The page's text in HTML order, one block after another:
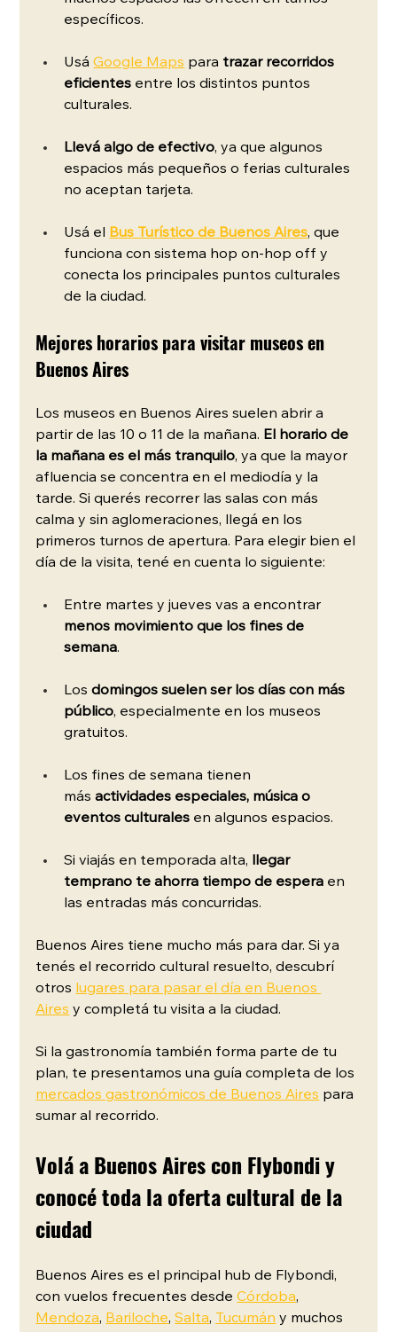
específicos.
Usá Google Maps para trazar recorridos
eficientes entre los distintos puntos
culturales.
Llevá algo de efectivo, ya que algunos
espacios más pequeños o ferias culturales
no aceptan tarjeta.
Usá el Bus Turístico de Buenos Aires, que
funciona con sistema hop on-hop off y
conecta los principales puntos culturales
de la ciudad.
Mejores horarios para visitar museos en
Buenos Aires
Los museos en Buenos Aires suelen abrir a
partir de las 10 o 11 de la mañana. El horario de
la mañana es el más tranquilo, ya que la mayor
afluencia se concentra en el mediodía y la
tarde. Si querés recorrer las salas con más
calma y sin aglomeraciones, llegá en los
primeros turnos de apertura. Para elegir bien el
día de la visita, tené en cuenta lo siguiente:
Entre martes y jueves vas a encontrar
menos movimiento que los fines de
semana.
Los domingos suelen ser los días con más
público, especialmente en los museos
gratuitos.
Los fines de semana tienen
más actividades especiales, música o
eventos culturales en algunos espacios.
Si viajás en temporada alta, llegar
temprano te ahorra tiempo de espera en
las entradas más concurridas.
Buenos Aires tiene mucho más para dar. Si ya
tenés el recorrido cultural resuelto, descubrí
otros lugares para pasar el día en Buenos
Aires y completá tu visita a la ciudad.
Si la gastronomía también forma parte de tu
plan, te presentamos una guía completa de los
mercados gastronómicos de Buenos Aires para
sumar al recorrido.
Volá a Buenos Aires con Flybondi y
conocé toda la oferta cultural de la
ciudad
Buenos Aires es el principal hub de Flybondi,
con vuelos frecuentes desde Córdoba,
Mendoza, Bariloche, Salta, Tucumán y muchos